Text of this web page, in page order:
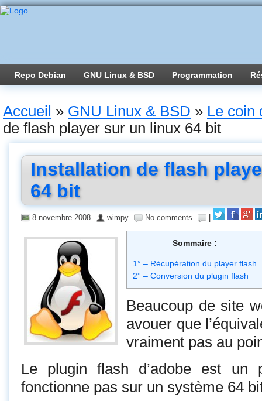
Repo Debian GNU Linux & BSD Programmation
Accueil » GNU Linux & BSD » Le coin
de flash player sur un linux 64 bit
Installation de flash
64 bit
8 novembre 2008 wimpy No comments
Sommaire :
1° – Récupération du player flash
2° – Conversion du plugin flash
Beaucoup de site
avouer que
vraiment pas au
Le plugin flash d’adobe est
fonctionne pas sur un système 64